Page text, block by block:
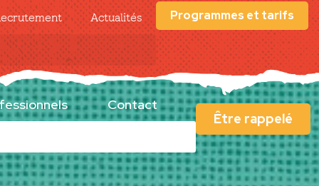
Actualités Programmes et tarifs
Contact
Être rappelé